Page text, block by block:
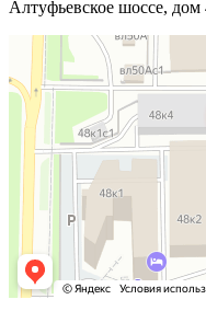
Алтуфьевское шоссе,